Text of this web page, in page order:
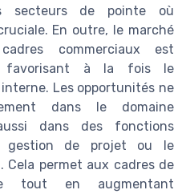
secteurs de pointe où
En outre, le marché
commerciaux est
favorisant à la fois le
Les opportunités ne
dans le domaine
dans des fonctions
gestion de projet ou le
Cela permet aux cadres de
tout en augmentant